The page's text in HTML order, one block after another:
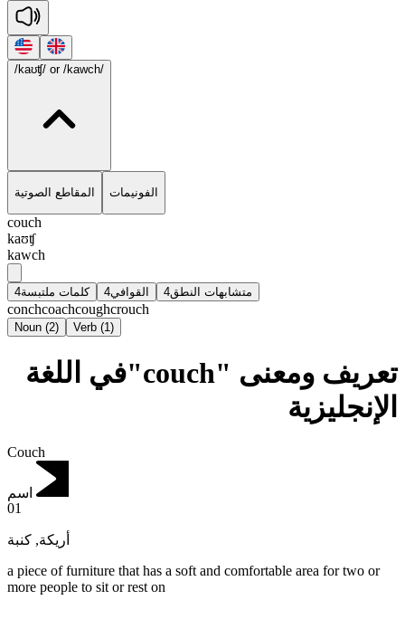
/kaʊʧ/ or /kawch/
المقاطع الصوتية الفونيمات
couch
kaʊʧ
kawch
كلمات ملتبسة4 القوافي4 متشابهات النطق4
conchcoachcoughcrouch
Noun (2) Verb (1)
تعريف ومعنى "couch"في اللغة
الإنجليزية
Couch
اسم
01
أريكة, كنبة
a piece of furniture that has a soft and comfortable area for two or
more people to sit or rest on